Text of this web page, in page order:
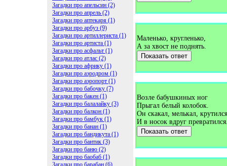
Загадки про апельсин (2)
Загадки про апрель (2)
Загадки про аптекаря (1)
Загадки про арбуз (9)
Загадки про артиллериста (1)
Загадки про артиста (1)
Загадки про асфальт (1)
Загадки про атлас (2)
Загадки про африку (1)
Загадки про аэродром (1)
Загадки про аэропорт (1)
Загадки про бабочку (7)
Загадки про бакен (1)
Загадки про балалайку (3)
Загадки про балкон (1)
Загадки про бамбук (1)
Загадки про банан (1)
Загадки про бандикута (1)
Загадки про бантик (3)
Загадки про баню (2)
Загадки про баобаб (1)
Загадки про барабан (6)
Маленько, кругленько,
А за хвост не поднять.
Показать ответ
Возле бабушкиных ног
Прыгал белый колобок.
Он скакал, мелькал, крутился
И в носок вдруг
Показать ответ